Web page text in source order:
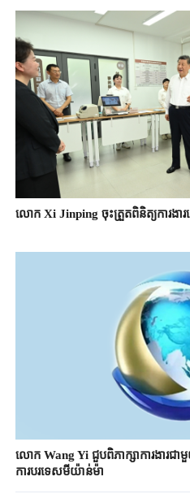
លោក Xi Jinping ចុះត្រួតពិនិត្យការងា
លោក Wang Yi ជួបពិភាក្សាការងារជា
ការបរទេសមីយ៉ាន់ម៉ា